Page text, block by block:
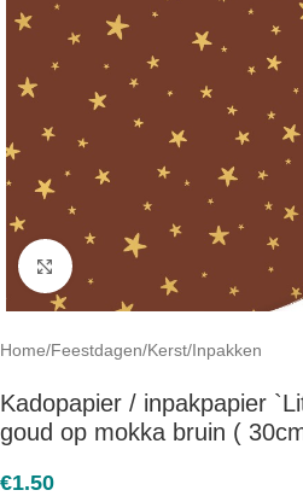
Click to enlarge
Home/Feestdagen/Kerst/Inpakken
Kadopapier / inpakpapier
goud op mokka bruin (
€1.50